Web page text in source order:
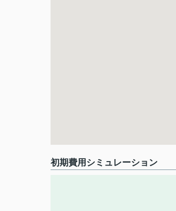
初期費用シミュレーション